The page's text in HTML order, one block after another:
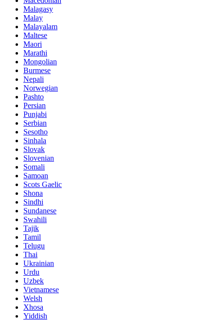
Malagasy
Malay
Malayalam
Maltese
Maori
Marathi
Mongolian
Burmese
Nepali
Norwegian
Pashto
Persian
Punjabi
Serbian
Sesotho
Sinhala
Slovak
Slovenian
Somali
Samoan
Scots Gaelic
Shona
Sindhi
Sundanese
Swahili
Tajik
Tamil
Telugu
Thai
Ukrainian
Urdu
Uzbek
Vietnamese
Welsh
Xhosa
Yiddish